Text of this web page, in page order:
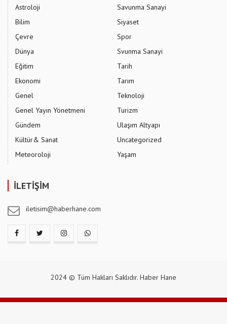
Astroloji
Bilim
Çevre
Dünya
Eğitim
Ekonomi
Genel
Genel Yayın Yönetmeni
Gündem
Kültür& Sanat
Meteoroloji
Savunma Sanayi
Siyaset
Spor
Svunma Sanayi
Tarih
Tarım
Teknoloji
Turizm
Ulaşım Altyapı
Uncategorized
Yaşam
İLETİŞİM
iletisim@haberhane.com
2024 © Tüm Hakları Saklıdır. Haber Hane